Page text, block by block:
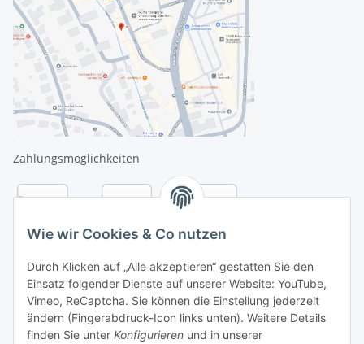
Wie wir Cookies & Co nutzen
Durch Klicken auf „Alle akzeptieren“ gestatten Sie den
Einsatz folgender Dienste auf unserer Website: YouTube,
Vimeo, ReCaptcha. Sie können die Einstellung jederzeit
ändern (Fingerabdruck-Icon links unten). Weitere Details
finden Sie unter Konfigurieren und in unserer
Zahlungsmöglichkeiten